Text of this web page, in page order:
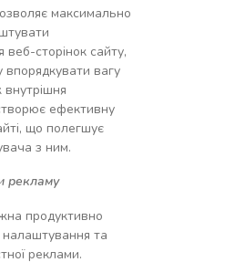
максимально
веб-сторінок сайту,
вагу
ефективну
що полегшує
з ним.
рекламу
продуктивно
налаштування та
реклами.